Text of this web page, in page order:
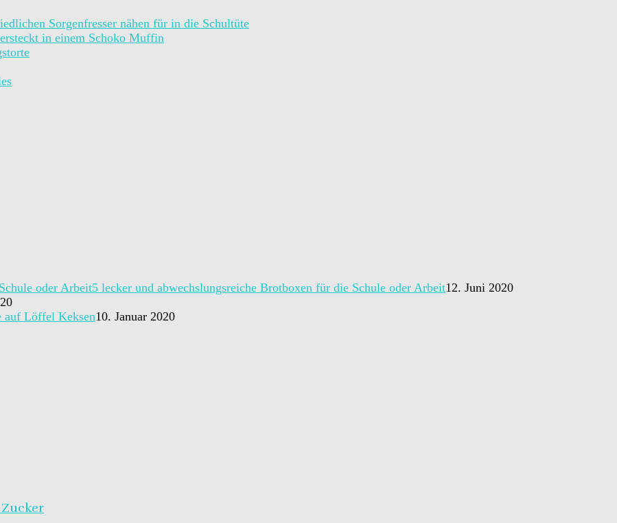
Sorgenfresser nähen für in die Schultüte
in einem Schoko Muffin
5 lecker und abwechslungsreiche Brotboxen für die Schule oder Arbeit12. Juni 2020
auf Löffel Keksen10. Januar 2020